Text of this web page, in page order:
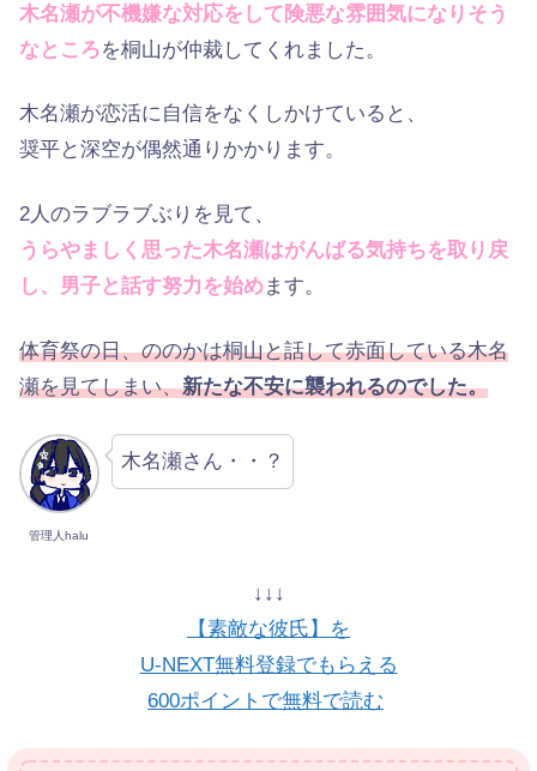
木名瀬が不機嫌な対応をして険悪な雰囲気になりそう
なところを桐山が仲裁してくれました。
木名瀬が恋活に自信をなくしかけていると、
奨平と深空が偶然通りかかります。
2人のラブラブぶりを見て、
うらやましく思った木名瀬はがんばる気持ちを取り戻
し、男子と話す努力を始めます。
体育祭の日、ののかは桐山と話して赤面している木名
瀬を見てしまい、新たな不安に襲われるのでした。
管理人halu
木名瀬さん・・？
↓↓↓
【素敵な彼氏】を
U-NEXT無料登録でもらえる
600ポイントで無料で読む